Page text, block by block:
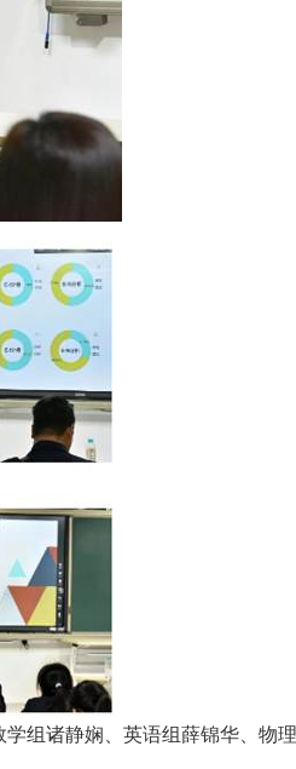
组诸静娴、英语组薛锦华、物